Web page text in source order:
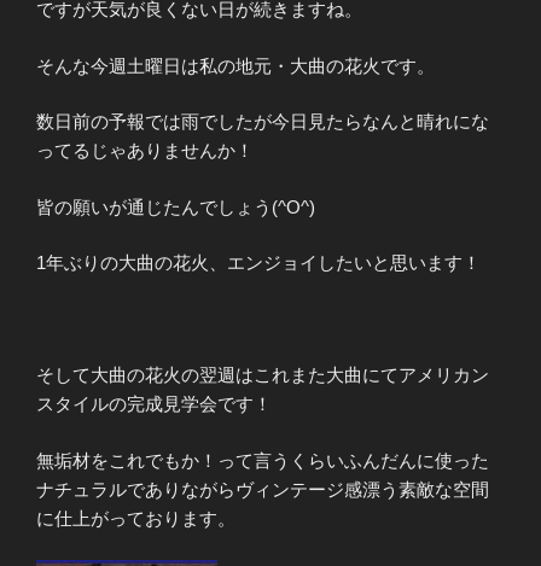
ですが天気が良くない日が続きますね。
そんな今週土曜日は私の地元・大曲の花火です。
数日前の予報では雨でしたが今日見たらなんと晴れにな
ってるじゃありませんか！
皆の願いが通じたんでしょう(^O^)
1年ぶりの大曲の花火、エンジョイしたいと思います！
そして大曲の花火の翌週はこれまた大曲にてアメリカン
スタイルの完成見学会です！
無垢材をこれでもか！って言うくらいふんだんに使った
ナチュラルでありながらヴィンテージ感漂う素敵な空間
に仕上がっております。